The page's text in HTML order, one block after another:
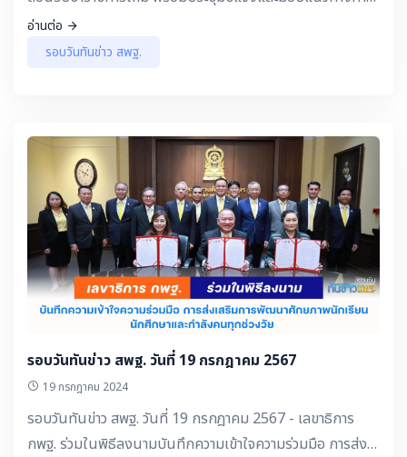
ปฏิบัติงาน
อ่านต่อ
รอบวันทันข่าว สพฐ.
รอบวันทันข่าว สพฐ. วันที่ 19 กรกฎาคม 2567
19 กรกฎาคม 2024
รอบวันทันข่าว สพฐ. วันที่ 19 กรกฎาคม 2567 - เลขาธิการ
กพฐ. ร่วมในพิธีลงนามบันทึกความเข้าใจความร่วมมือ การส่ง